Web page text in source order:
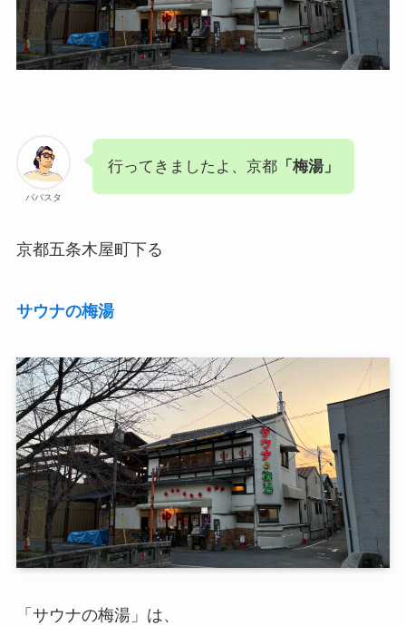
パパスタ
行ってきましたよ、京都「梅湯」
京都五条木屋町下る
サウナの梅湯
「サウナの梅湯」は、